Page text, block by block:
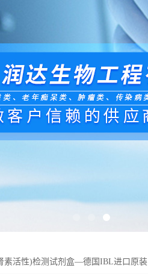
素活性)检测试剂盒—德国IBL进口原装